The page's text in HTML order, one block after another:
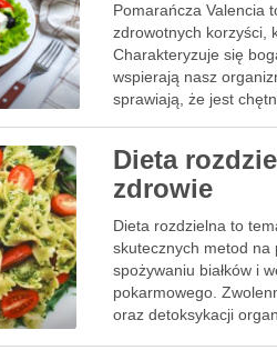
Pomarańcza Valencia
zdrowotnych korzyści,
Charakteryzuje się
wspierają nasz
sprawiają, że jest
Dieta
zdrowie
Dieta rozdzielna to
skutecznych metod na
spożywaniu białków i
pokarmowego.
oraz detoksykacji